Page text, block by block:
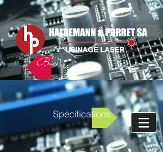
Back
Spécifications